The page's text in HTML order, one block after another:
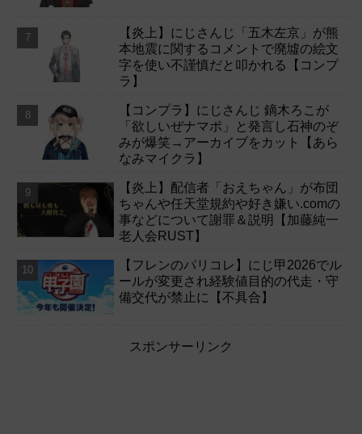
【炎上】にじさんじ「五木左京」が熊
本地震に関するコメントで廃墟の絵文
字を使い不謹慎だと叩かれる【コンプ
ラ】
【コンプラ】にじさんじ 鏑木ろこが
「欲しいぜナマポ」と発言し石神のぞ
みが爆笑→アーカイブをカット【あら
なみマイクラ】
【炎上】配信者「おえちゃん」が布団
ちゃんや任天堂規約や好き嫌い.comの
事などについて謝罪＆説明【加藤純一
老人会RUST】
【フレンのパリコレ】にじ甲2026でル
ールが変更され経験値目的の代走・守
備交代が禁止に【不具合】
スポンサーリンク